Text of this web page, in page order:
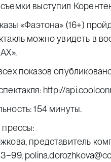
выступил
«Фаэтона» (16+)
можно увидеть в
.
показов
http://
154 минуты.
прессы:
представитель